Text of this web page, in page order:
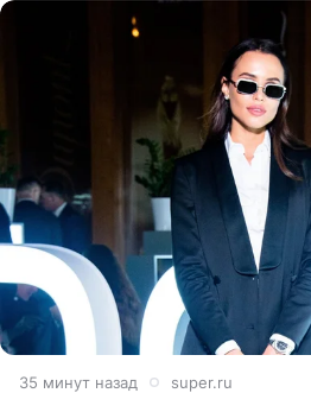
35 минут назад super.ru